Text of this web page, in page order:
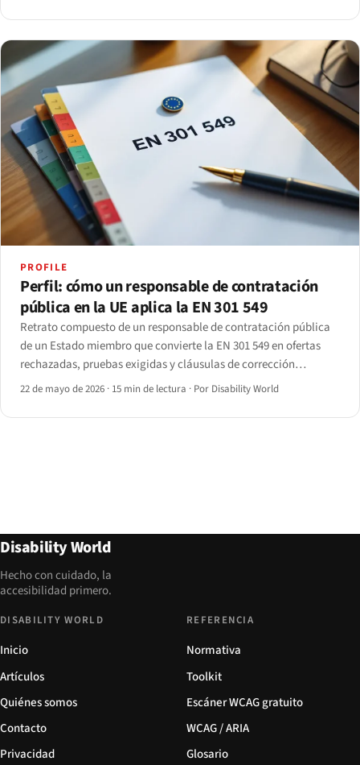
PROFILE
Perfil: cómo un responsable de contratación
pública en la UE aplica la EN 301 549
Retrato compuesto de un responsable de contratación pública
de un Estado miembro que convierte la EN 301 549 en ofertas
rechazadas, pruebas exigidas y cláusulas de corrección
poscontrato. Elaborado a partir de entrevistas con siete
22 de mayo de 2026 · 15 min de lectura · Por Disability World
Disability World
Hecho con cuidado, la
accesibilidad primero.
DISABILITY WORLD
Inicio
Artículos
Quiénes somos
Contacto
Privacidad
REFERENCIA
Normativa
Toolkit
Escáner WCAG gratuito
WCAG / ARIA
Glosario